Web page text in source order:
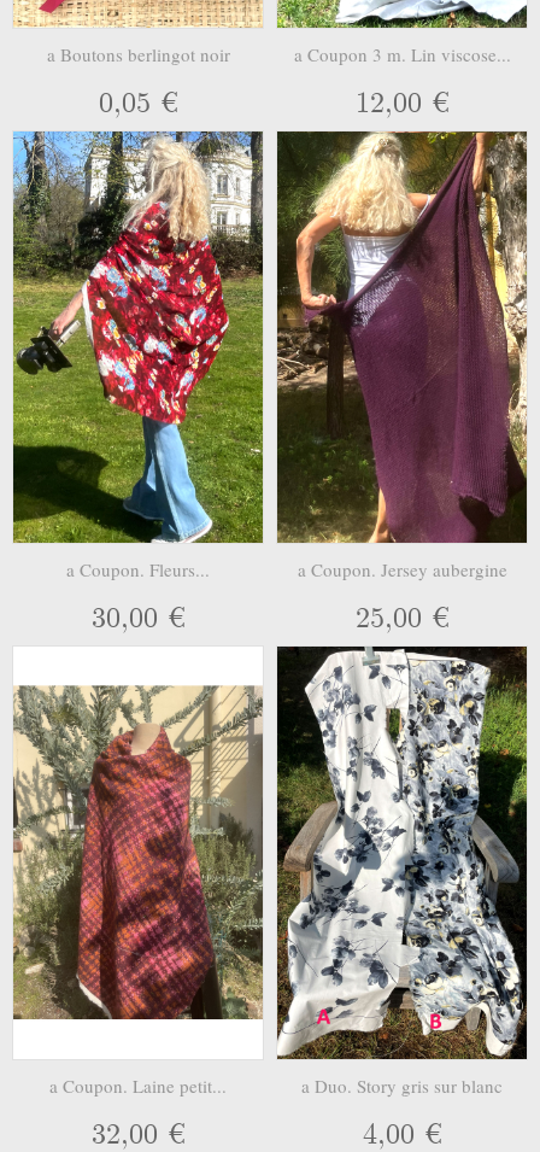
a Boutons berlingot noir
0,05 €
a Coupon 3 m. Lin viscose...
12,00 €
a Coupon. Fleurs...
30,00 €
a Coupon. Jersey aubergine
25,00 €
a Coupon. Laine petit...
32,00 €
a Duo. Story gris sur blanc
4,00 €